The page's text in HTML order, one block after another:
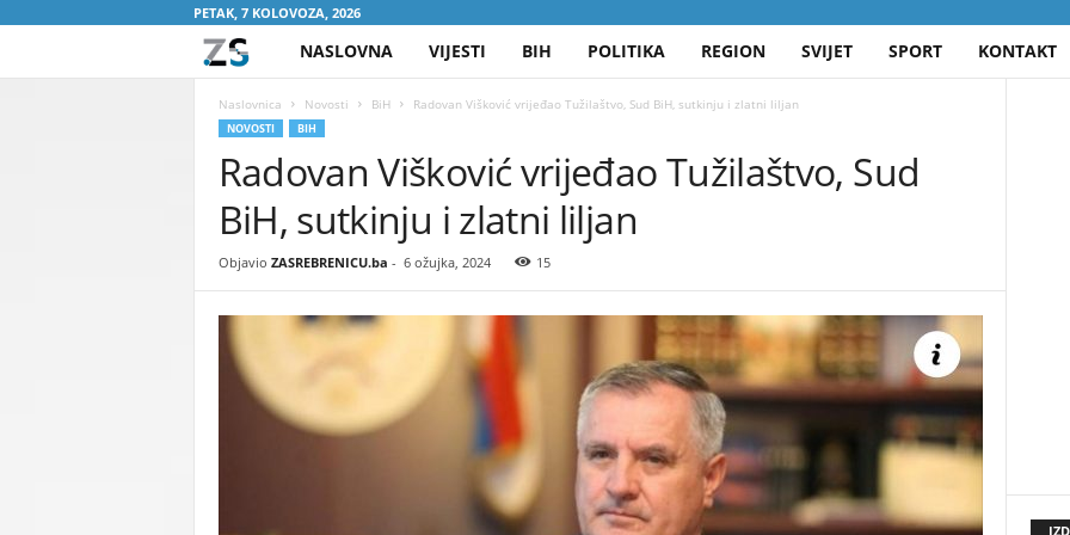
PETAK, 7 KOLOVOZA, 2026
A
S
E
B
E
NASLOVNA VIJESTI BIH POLITIKA REGION SVIJET SPORT KONTAKT
Naslovnica Novosti BiH Radovan Višković vrijeđao Tužilaštvo, Sud BiH, sutkinju i zlatni liljan
NOVOSTI BIH
Radovan Višković vrijeđao Tužilaštvo, Sud
BiH, sutkinju i zlatni liljan
Objavio ZASREBRENICU.ba - 6 ožujka, 2024 15